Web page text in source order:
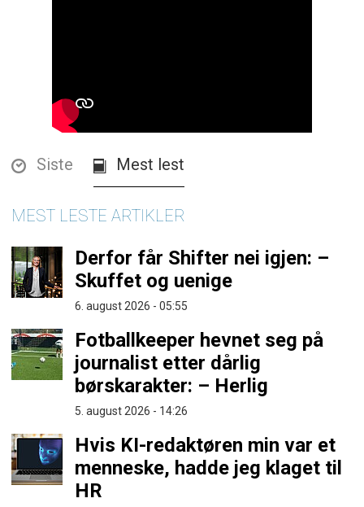
Siste Mest lest
MEST LESTE ARTIKLER
Derfor får Shifter nei igjen: –
Skuffet og uenige
6. august 2026 - 05:55
Fotballkeeper hevnet seg på
journalist etter dårlig
børskarakter: – Herlig
5. august 2026 - 14:26
Hvis KI-redaktøren min var et
menneske, hadde jeg klaget til
HR